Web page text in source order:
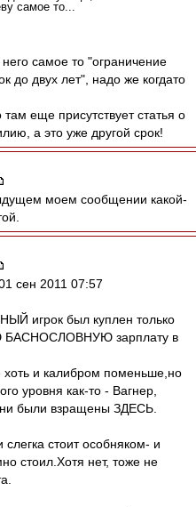
самое то...
самое то "ограничение
до двух лет", надо же когдато
еще присутствует статья о
а это уже другой срок!
моем сообщении какой-
сен 2011 07:57
игрок был куплен только
БАСНОСЛОВНУЮ зарплату в
хоть и калибром поменьше,но
уровня как-то - Вагнер,
были взращены ЗДЕСЬ.
стоит особняком- и
стоил.Хотя нет, тоже не